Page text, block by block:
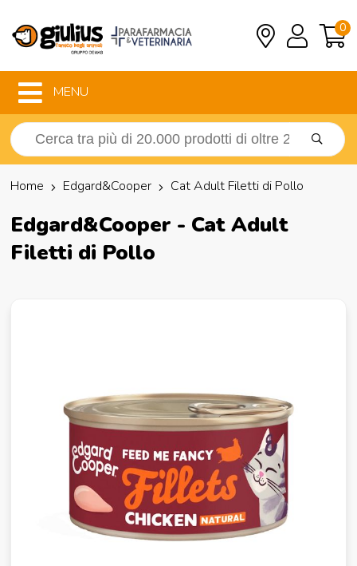
0
MENU
Home Edgard&Cooper Cat Adult Filetti di Pollo
Edgard&Cooper - Cat Adult
Filetti di Pollo